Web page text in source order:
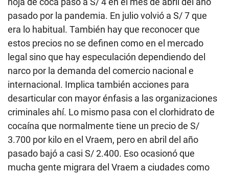
pasado por la pandemia. En julio volvió a S/ 7 que
era lo habitual. También hay que reconocer que
estos precios no se definen como en el mercado
legal sino que hay especulación dependiendo del
narco por la demanda del comercio nacional e
internacional. Implica también acciones para
desarticular con mayor énfasis a las organizaciones
criminales ahí. Lo mismo pasa con el clorhidrato de
cocaína que normalmente tiene un precio de S/
3.700 por kilo en el Vraem, pero en abril del año
pasado bajó a casi S/ 2.400. Eso ocasionó que
mucha gente migrara del Vraem a ciudades como